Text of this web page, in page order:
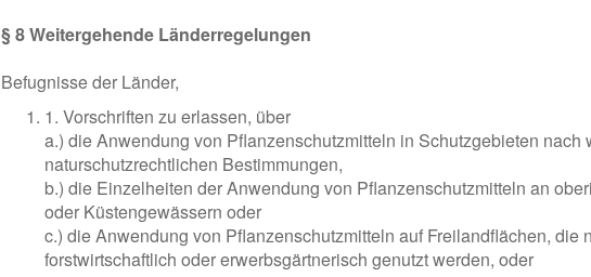
§ 8 Weitergehende Länderregelungen
Befugnisse der Länder,
1. Vorschriften zu erlassen, über
a.) die Anwendung von Pflanzenschutzmitteln in Schutzgebieten nach
naturschutzrechtlichen Bestimmungen,
b.) die Einzelheiten der Anwendung von Pflanzenschutzmitteln an
oder Küstengewässern oder
c.) die Anwendung von Pflanzenschutzmitteln auf Freilandflächen, die
forstwirtschaftlich oder erwerbsgärtnerisch genutzt werden, oder